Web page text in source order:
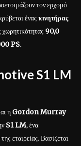
τον ερχομό
ένας κινητήρας
χωρητικότητας 90,0
PS.
S1 LM
η Gordon Murray
S1 LM, ένα
εταιρείας. Βασίζεται